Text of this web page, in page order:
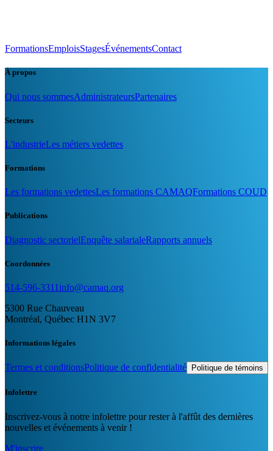
FormationsEmploisStagesÉvénementsContact
À propos
Qui nous sommesAdministrateursPartenaires
Secteurs
L'industrieLes métiers vedettes
Formations
Les formations vedettesLes formations CAMAQFormations COUD
Publications
Diagnostic sectorielEnquête salarialeRapports annuels
Coordonnées
514-596-3311 info@camaq.org
5300 Rue Chauveau
Montréal, Québec H1N 3V7
Informations légales
Termes et conditionsPolitique de confidentialité Politique de témoins
Infolettre
Inscrivez-vous à notre infolettre pour rester à l'affût des dernières
nouvelles et événements à venir !
M'inscrire